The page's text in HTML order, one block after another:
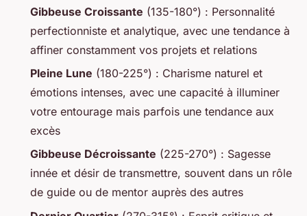
Gibbeuse Croissante (135-180°) : Personnalité
perfectionniste et analytique, avec une tendance à
affiner constamment vos projets et relations
Pleine Lune (180-225°) : Charisme naturel et
émotions intenses, avec une capacité à illuminer
votre entourage mais parfois une tendance aux
excès
Gibbeuse Décroissante (225-270°) : Sagesse
innée et désir de transmettre, souvent dans un rôle
de guide ou de mentor auprès des autres